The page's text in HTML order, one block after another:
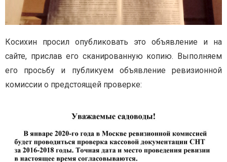
Косихин просил опубликовать это объявление и на
сайте, прислав его сканированную копию. Выполняем
его просьбу и публикуем объявление ревизионной
комиссии о предстоящей проверке: